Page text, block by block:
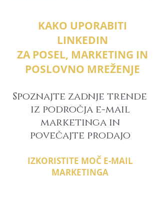
KAKO UPORABITI
LINKEDIN
ZA POSEL, MARKETING IN
POSLOVNO MREŽENJE
Spoznajte zadnje trende
iz področja e-mail
marketinga in
povečajte prodajo
IZKORISTITE MOČ E-MAIL
MARKETINGA